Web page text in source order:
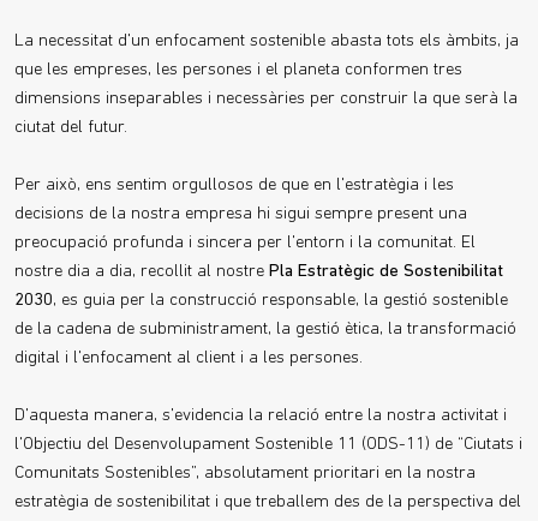
La necessitat d'un enfocament sostenible abasta tots els àmbits, ja
que les empreses, les persones i el planeta conformen tres
dimensions inseparables i necessàries per construir la que serà la
ciutat del futur.
Per això, ens sentim orgullosos de que en l'estratègia i les
decisions de la nostra empresa hi sigui sempre present una
preocupació profunda i sincera per l'entorn i la comunitat. El
nostre dia a dia, recollit al nostre Pla Estratègic de Sostenibilitat
2030, es guia per la construcció responsable, la gestió sostenible
de la cadena de subministrament, la gestió ètica, la transformació
digital i l'enfocament al client i a les persones.
D'aquesta manera, s'evidencia la relació entre la nostra activitat i
l'Objectiu del Desenvolupament Sostenible 11 (ODS-11) de “Ciutats i
Comunitats Sostenibles”, absolutament prioritari en la nostra
estratègia de sostenibilitat i que treballem des de la perspectiva del